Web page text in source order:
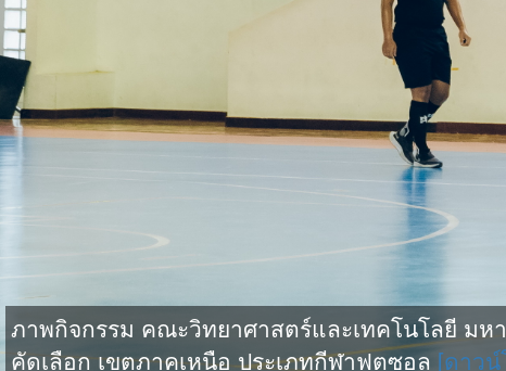
ภาพกิจกรรม คณะวิทยาศาสตร์และเทคโนโลยี มห
คัดเลือก เขตภาคเหนือ ประเภทกีฬาฟุตซอล [ดาว